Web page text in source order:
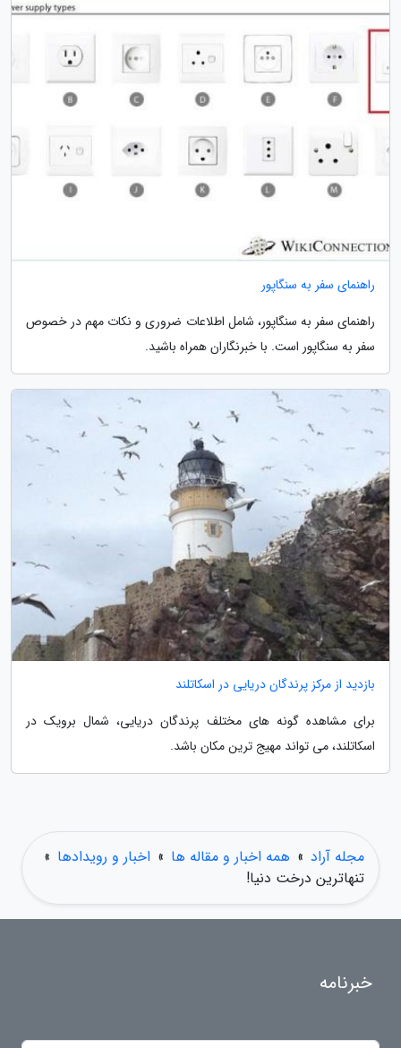
راهنمای سفر به سنگاپور
راهنمای سفر به سنگاپور، شامل اطلاعات ضروری و نکات مهم در خصوص
سفر به سنگاپور است. با خبرنگاران همراه باشید.
بازدید از مرکز پرندگان دریایی در اسکاتلند
برای مشاهده گونه های مختلف پرندگان دریایی، شمال برویک در
اسکاتلند، می تواند مهیج ترین مکان باشد.
مجله آراد » همه اخبار و مقاله ها » اخبار و رویدادها »
تنهاترین درخت دنیا!
خبرنامه